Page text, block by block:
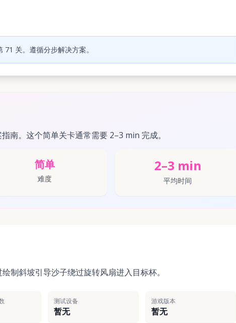
关。遵循分步解决方案。
南。这个简单关卡通常需要 2–3 min 完成。
简单
难度
2–3 min
平均时间
制斜坡引导沙子绕过旋转风扇进入目标杯。
测试设备
暂无
游戏版本
暂无